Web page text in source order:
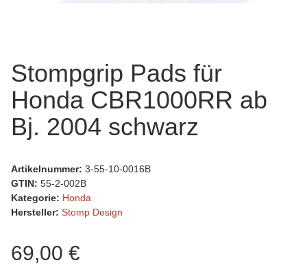
Stompgrip Pads für
Honda CBR1000RR ab
Bj. 2004 schwarz
Artikelnummer: 3-55-10-0016B
GTIN: 55-2-002B
Kategorie: Honda
Hersteller: Stomp Design
69,00 €